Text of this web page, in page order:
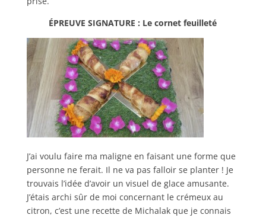
ÉPREUVE SIGNATURE : Le cornet feuilleté
J’ai voulu faire ma maligne en faisant une forme que
personne ne ferait. Il ne va pas falloir se planter ! Je
trouvais l’idée d’avoir un visuel de glace amusante.
J’étais archi sûr de moi concernant le crémeux au
citron, c’est une recette de Michalak que je connais